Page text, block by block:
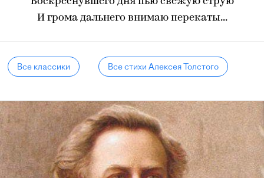
И грома дальнего внимаю перекаты...
Все классики Все стихи Алексея Толстого